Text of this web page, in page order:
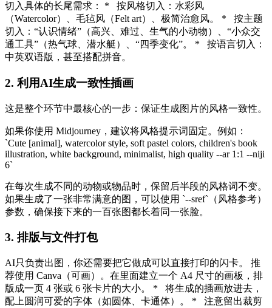
切入具体的长尾需求： * 按风格切入：水彩风
（Watercolor）、毛毡风（Felt art）、极简治愈风。 * 按主题
切入：“认识情绪”（高兴、难过、生气的小动物）、“小众交
通工具”（热气球、潜水艇）、“四季变化”。 * 按语言切入：
中英双语版，甚至搭配拼音。
2. 利用AI生成一致性插画
这是整个环节中最核心的一步：保证生成图片的风格一致性。
如果你使用 Midjourney，建议将风格提示词固定。例如：
`Cute [animal], watercolor style, soft pastel colors, children's book
illustration, white background, minimalist, high quality --ar 1:1 --niji
6`
在每次生成不同的动物或物品时，保留后半段的风格词不变。
如果生成了一张非常满意的图，可以使用 `--sref`（风格参考）
参数，确保接下来的一百张图都长着同一张脸。
3. 排版与文件打包
AI只负责出图，你还需要把它做成可以直接打印的闪卡。 推
荐使用 Canva（可画）。在里面建立一个 A4 尺寸的画板，排
版成一页 4 张或 6 张卡片的大小。 * 将生成的插画放进去，
配上圆润可爱的字体（如圆体、卡通体）。 * 注意留出裁剪